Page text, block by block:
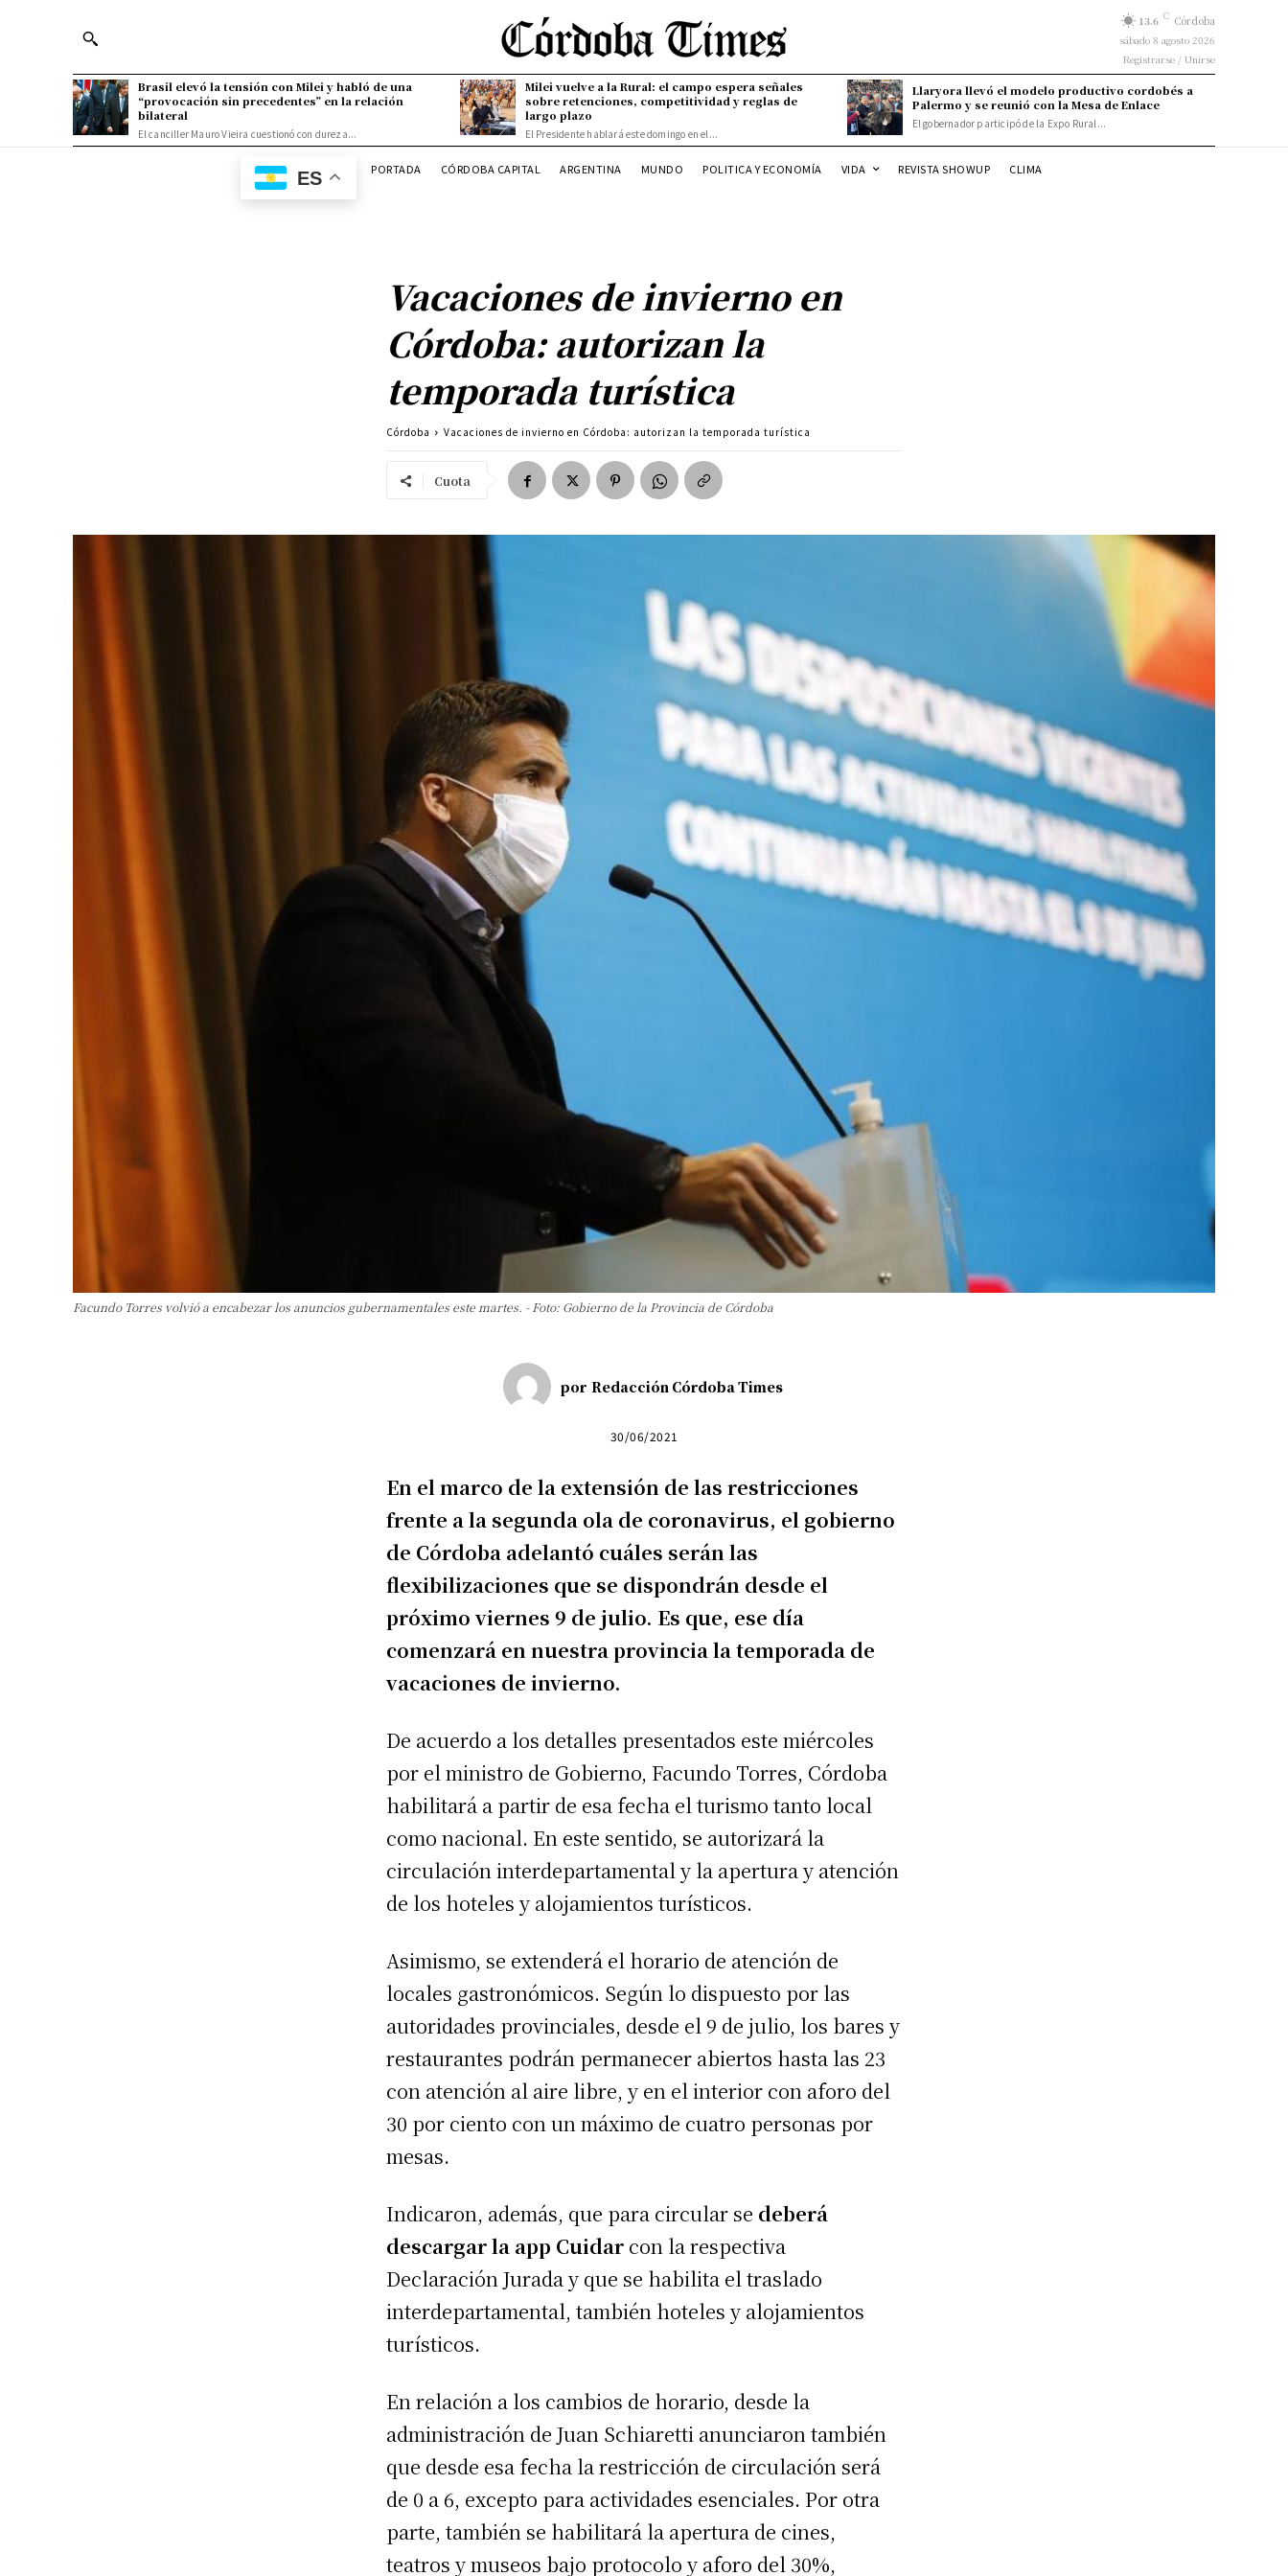
13.6 C Córdoba
sábado 8 agosto 2026
Registrarse / Unirse
Brasil elevó la tensión con Milei y habló de una
“provocación sin precedentes” en la relación
bilateral
El canciller Mauro Vieira cuestionó con dureza...
Milei vuelve a la Rural: el campo espera señales
sobre retenciones, competitividad y reglas de
largo plazo
El Presidente hablará este domingo en el...
Llaryora llevó el modelo productivo cordobés a
Palermo y se reunió con la Mesa de Enlace
El gobernador participó de la Expo Rural...
ES PORTADA CÓRDOBA CAPITAL ARGENTINA MUNDO POLITICA Y ECONOMÍA VIDA REVISTA SHOWUP CLIMA
Vacaciones de invierno en
Córdoba: autorizan la
temporada turística
Córdoba Vacaciones de invierno en Córdoba: autorizan la temporada turística
Cuota
Facundo Torres volvió a encabezar los anuncios gubernamentales este martes. - Foto: Gobierno de la Provincia de Córdoba
por Redacción Córdoba Times
30/06/2021
En el marco de la extensión de las restricciones
frente a la segunda ola de coronavirus, el gobierno
de Córdoba adelantó cuáles serán las
flexibilizaciones que se dispondrán desde el
próximo viernes 9 de julio. Es que, ese día
comenzará en nuestra provincia la temporada de
vacaciones de invierno.
De acuerdo a los detalles presentados este miércoles
por el ministro de Gobierno, Facundo Torres, Córdoba
habilitará a partir de esa fecha el turismo tanto local
como nacional. En este sentido, se autorizará la
circulación interdepartamental y la apertura y atención
de los hoteles y alojamientos turísticos.
Asimismo, se extenderá el horario de atención de
locales gastronómicos. Según lo dispuesto por las
autoridades provinciales, desde el 9 de julio, los bares y
restaurantes podrán permanecer abiertos hasta las 23
con atención al aire libre, y en el interior con aforo del
30 por ciento con un máximo de cuatro personas por
mesas.
Indicaron, además, que para circular se deberá
descargar la app Cuidar con la respectiva
Declaración Jurada y que se habilita el traslado
interdepartamental, también hoteles y alojamientos
turísticos.
En relación a los cambios de horario, desde la
administración de Juan Schiaretti anunciaron también
que desde esa fecha la restricción de circulación será
de 0 a 6, excepto para actividades esenciales. Por otra
parte, también se habilitará la apertura de cines,
teatros y museos bajo protocolo y aforo del 30%,